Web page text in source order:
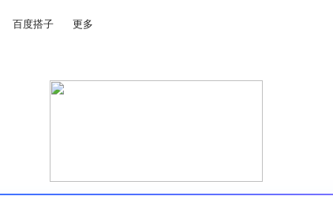
百度搭子 更多